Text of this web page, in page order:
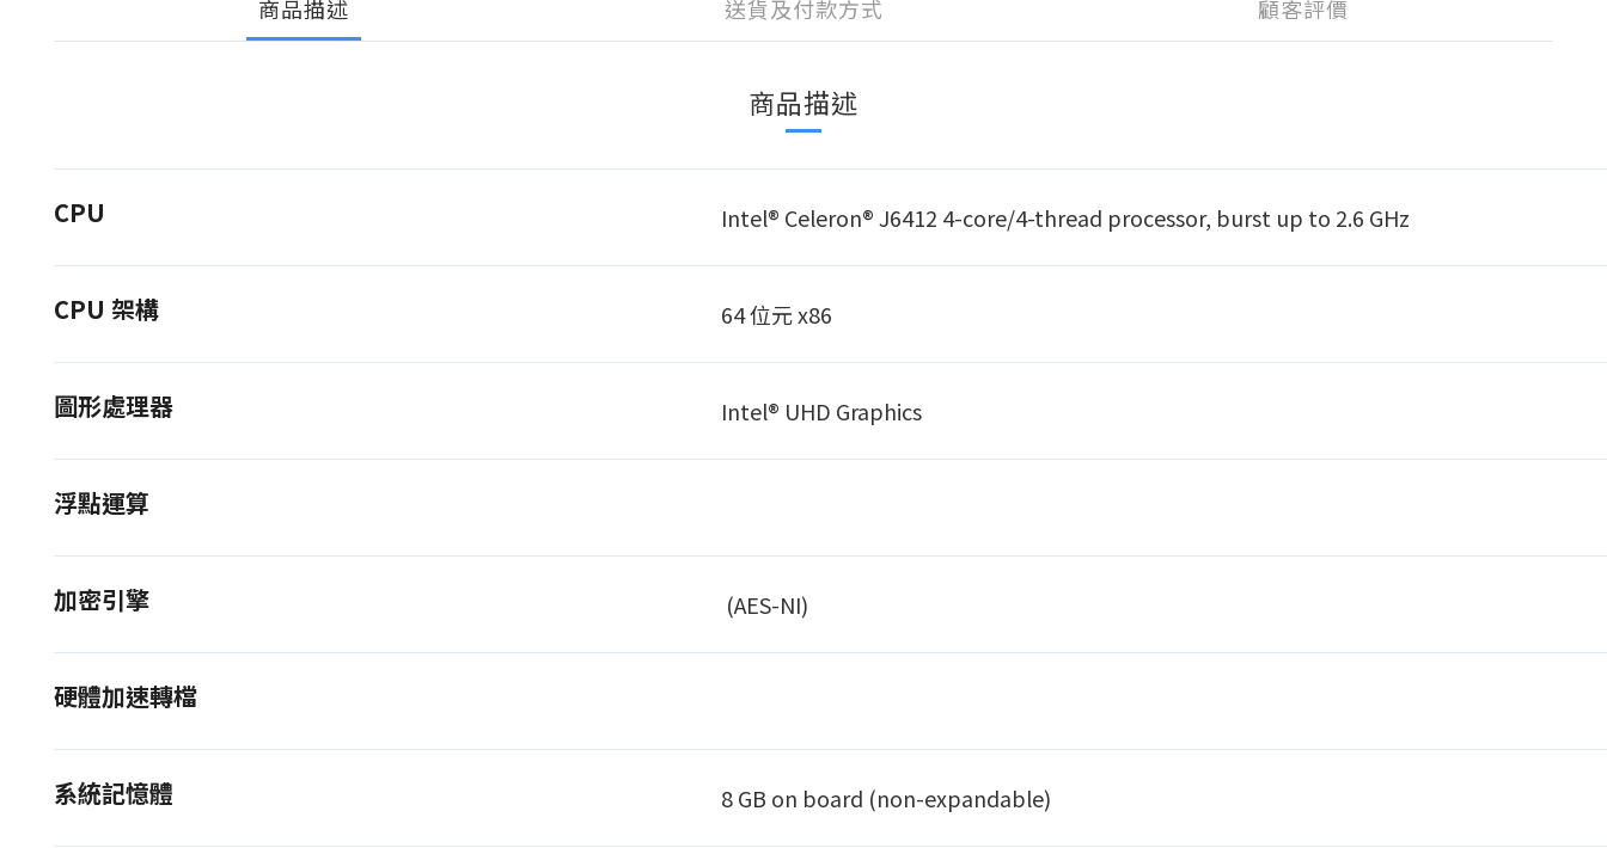
商品描述 送貨及付款方式 顧客評價
商品描述
CPU Intel® Celeron® J6412 4-core/4-thread processor, burst up to 2.6 GHz
CPU 架構 64 位元 x86
圖形處理器 Intel® UHD Graphics
浮點運算
加密引擎 (AES-NI)
硬體加速轉檔
系統記憶體 8 GB on board (non-expandable)